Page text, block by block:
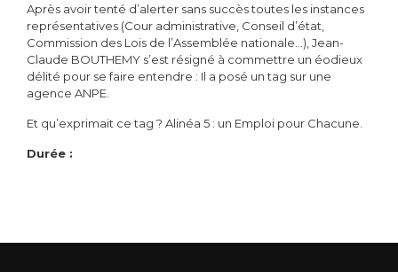
Après avoir tenté d’alerter sans succès toutes les instances
représentatives (Cour administrative, Conseil d’état,
Commission des Lois de l’Assemblée nationale…), Jean-
Claude BOUTHEMY s’est résigné à commettre un éodieux
délité pour se faire entendre : Il a posé un tag sur une
agence ANPE.
Et qu’exprimait ce tag ? Alinéa 5 : un Emploi pour Chacune.
Durée :